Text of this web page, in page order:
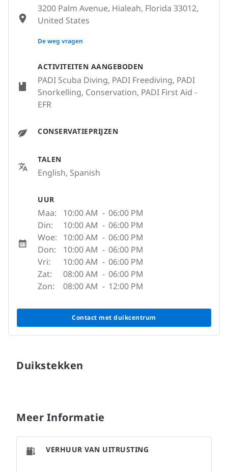
ACTIVITEITEN AANGEBODEN
PADI Scuba Diving, PADI Freediving, PADI
Snorkelling, Conservation, PADI First Aid -
EFR
CONSERVATIEPRIJZEN
TALEN
English, Spanish
UUR
Maa: 10:00 AM - 06:00 PM
Din:
10:00 AM - 06:00 PM
Woe:
10:00 AM - 06:00 PM
Don:
10:00 AM - 06:00 PM
Vri:
10:00 AM - 06:00 PM
Zat:
08:00 AM - 06:00 PM
Zon:
08:00 AM - 12:00 PM
Contact met duikcentrum
3200 Palm Avenue, Hialeah, Florida 33012,
United States
None
De weg vragen
Duikstekken
Meer Informatie
VERHUUR VAN UITRUSTING